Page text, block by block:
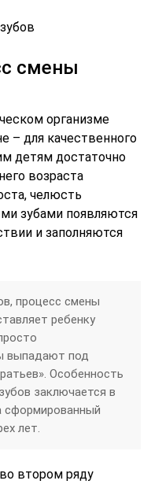
смены
организме
– для качественного
детям достаточно
возраста
челюсть
зубами появляются
и заполняются
процесс смены
ребенку
выпадают под
Особенность
заключается в
сформированный
лет.
втором ряду